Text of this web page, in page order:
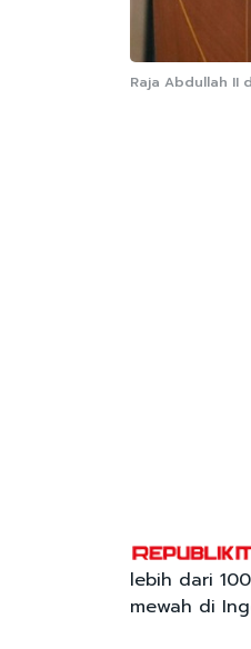
Raja Abdullah II
lebih dari
mewah di